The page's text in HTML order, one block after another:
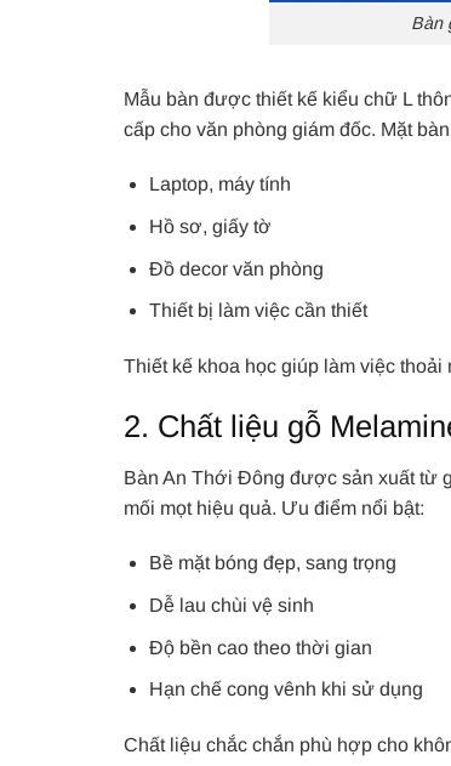
Bàn
Mẫu bàn được thiết kế kiểu chữ L
cấp cho văn phòng giám đốc. Mặt
Laptop, máy tính
Hồ sơ, giấy tờ
Đồ decor văn phòng
Thiết bị làm việc cần thiết
Thiết kế khoa học giúp làm việc
2. Chất liệu gỗ
Bàn An Thới Đông được sản xuất từ
mối mọt hiệu quả. Ưu điểm nổi bật:
Bề mặt bóng đẹp, sang trọng
Dễ lau chùi vệ sinh
Độ bền cao theo thời gian
Hạn chế cong vênh khi sử dụng
Chất liệu chắc chắn phù hợp cho